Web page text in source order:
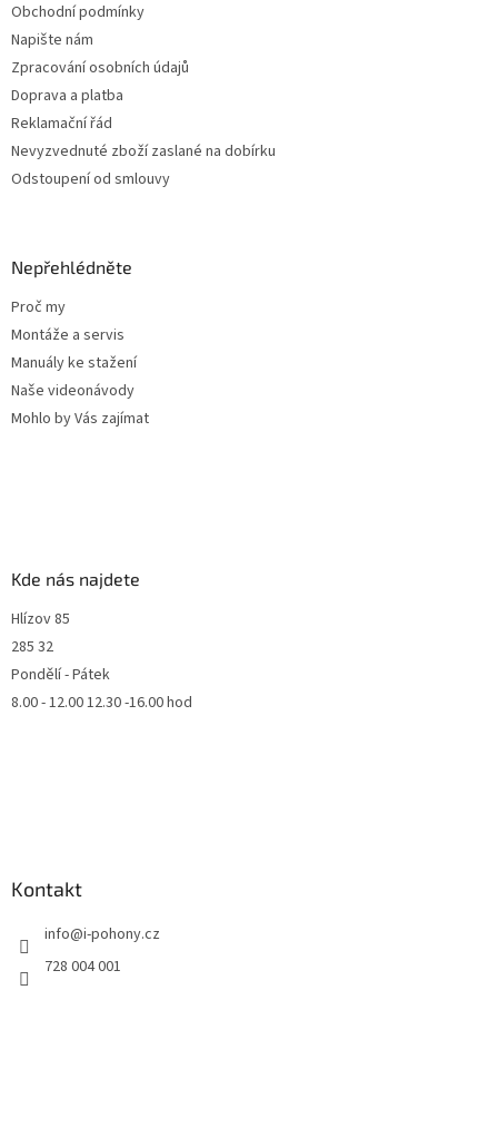
Obchodní podmínky
Napište nám
Zpracování osobních údajů
Doprava a platba
Reklamační řád
Nevyzvednuté zboží zaslané na dobírku
Odstoupení od smlouvy
Nepřehlédněte
Proč my
Montáže a servis
Manuály ke stažení
Naše videonávody
Mohlo by Vás zajímat
Kde nás najdete
Hlízov 85
285 32
Pondělí - Pátek
8.00 - 12.00 12.30 -16.00 hod
Kontakt
info@i-pohony.cz
728 004 001